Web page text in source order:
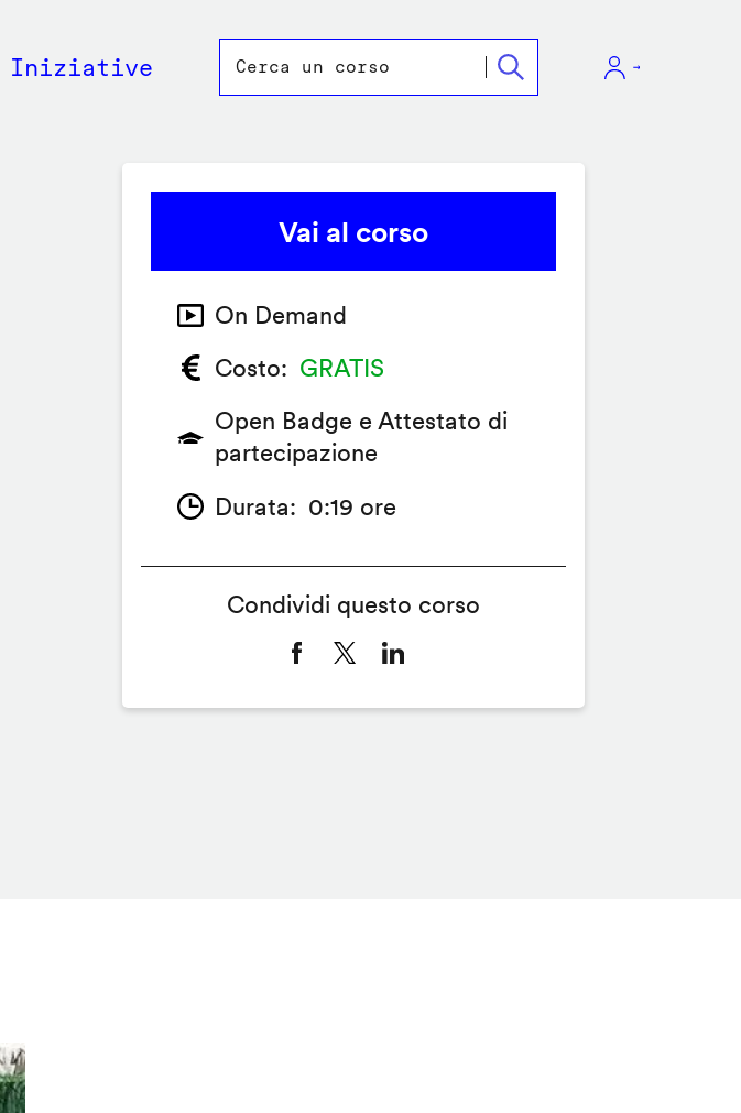
Iniziative
Vai al corso
On Demand
Costo
GRATIS
Open Badge e Attestato di
partecipazione
Durata
0:19 ore
Condividi questo corso